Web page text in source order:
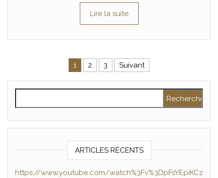
Lire la suite
Pagination des publications
1 2 3 Suivant
ARTICLES RÉCENTS
https://www.youtube.com/watch%3Fv%3DpFsYEpiKCz